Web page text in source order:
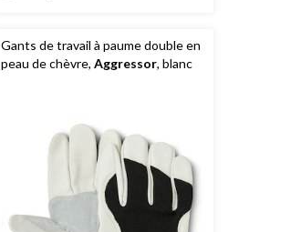
Gants de travail à paume double en
peau de chèvre, Aggressor, blanc